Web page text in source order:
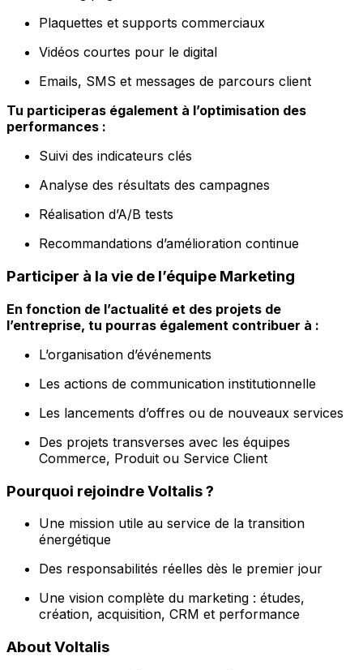
Plaquettes et supports commerciaux
Vidéos courtes pour le digital
Emails, SMS et messages de parcours client
Tu participeras également à l’optimisation des
performances :
Suivi des indicateurs clés
Analyse des résultats des campagnes
Réalisation d’A/B tests
Recommandations d’amélioration continue
Participer à la vie de l’équipe Marketing
En fonction de l’actualité et des projets de
l’entreprise, tu pourras également contribuer à :
L’organisation d’événements
Les actions de communication institutionnelle
Les lancements d’offres ou de nouveaux services
Des projets transverses avec les équipes
Commerce, Produit ou Service Client
Pourquoi rejoindre Voltalis ?
Une mission utile au service de la transition
énergétique
Des responsabilités réelles dès le premier jour
Une vision complète du marketing : études,
création, acquisition, CRM et performance
About Voltalis